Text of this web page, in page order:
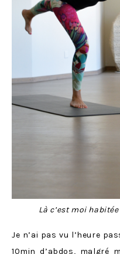
Là c’est moi
Je n’ai pas vu l’heure
10min d’abdos, malgré